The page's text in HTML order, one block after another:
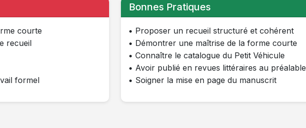
courte
recueil
formel
Bonnes Pratiques
• Proposer un recueil structuré et cohérent
• Démontrer une maîtrise de la forme courte
• Connaître le catalogue du Petit Véhicule
• Avoir publié en revues littéraires au préalable
• Soigner la mise en page du manuscrit